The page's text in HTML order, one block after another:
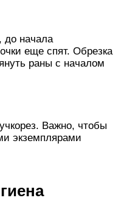
до начала
еще спят. Обрезка
раны с началом
Важно, чтобы
экземплярами